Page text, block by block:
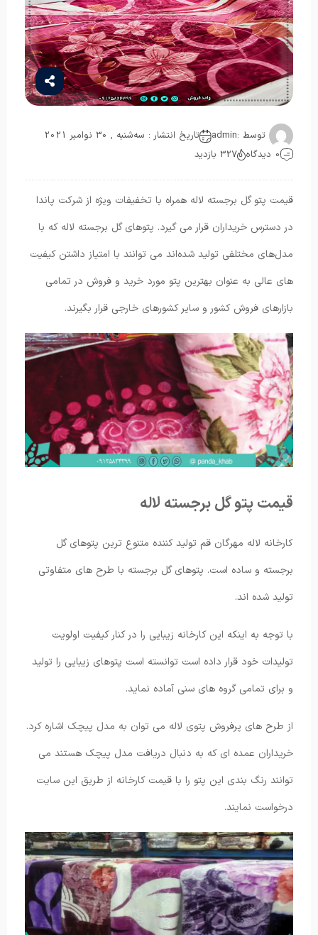
توسط :admin
تاریخ انتشار : سه‌شنبه , 30 نوامبر 2021
0 دیدگاه
327 بازدید
قیمت پتو گل برجسته لاله همراه با تخفیفات ویژه از شرکت پاندا
در دسترس خریداران قرار می گیرد. پتوهای گل برجسته لاله که با
مدل‌های مختلفی تولید شده‌اند می ‌توانند با امتیاز داشتن کیفیت
های عالی به عنوان بهترین پتو مورد خرید و فروش در تمامی
بازارهای فروش کشور و سایر کشورهای خارجی قرار بگیرند.
قیمت پتو گل برجسته لاله
کارخانه لاله مهرگان قم تولید کننده متنوع ترین پتوهای گل
برجسته و ساده است. پتوهای گل برجسته با طرح های متفاوتی
تولید شده اند.
با توجه به اینکه این کارخانه زیبایی را در کنار کیفیت اولویت
تولیدات خود قرار داده است توانسته است پتوهای زیبایی را تولید
و برای تمامی گروه های سنی آماده نماید.
از طرح های پرفروش پتوی لاله می توان به مدل پیچک اشاره کرد.
خریداران عمده ای که به دنبال دریافت مدل پیچک هستند می
توانند رنگ بندی این پتو را با قیمت کارخانه از طریق این سایت
درخواست نمایند.